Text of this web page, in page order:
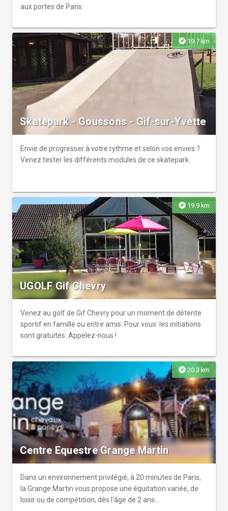
aux portes de Paris.
explore 19.7 km
Skatepark - Goussons - Gif-sur-Yvette
Envie de progresser à votre rythme et selon vos envies ?
Venez tester les différents modules de ce skatepark.
explore 19.9 km
UGOLF Gif Chevry
Venez au golf de Gif Chevry pour un moment de détente
sportif en famille ou entre amis. Pour vous: les initiations
sont gratuites. Appelez-nous !
explore 20.3 km
Centre Equestre Grange Martin
Dans un environnement privilégié, à 20 minutes de Paris,
la Grange Martin vous propose une équitation variée, de
loisir ou de compétition, dès l'âge de 2 ans...